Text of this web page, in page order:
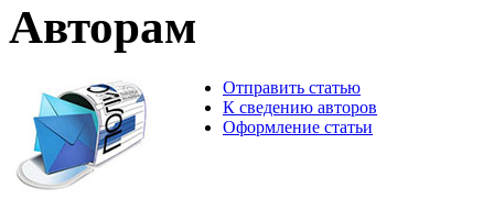
Авторам
Отправить статью
К сведению авторов
Оформление статьи